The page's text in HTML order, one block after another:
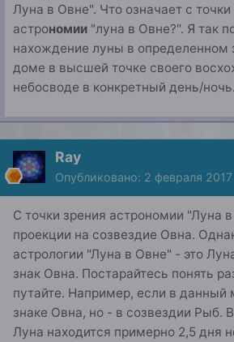
Луна в Овне". Что означает с точки
астрономии "луна в Овне?". Я так
нахождение луны в определенном
доме в высшей точке своего
небосводе в конкретный день/
Ray
Опубликовано: 2 февраля 2017
С точки зрения астрономии "Луна
проекции на созвездие Овна.
астрологии "Луна в Овне" - это
знак Овна. Постарайтесь понять
путайте. Например, если в данный
знаке Овна, но - в созвездии Рыб.
Луна находится примерно 2,5 дня